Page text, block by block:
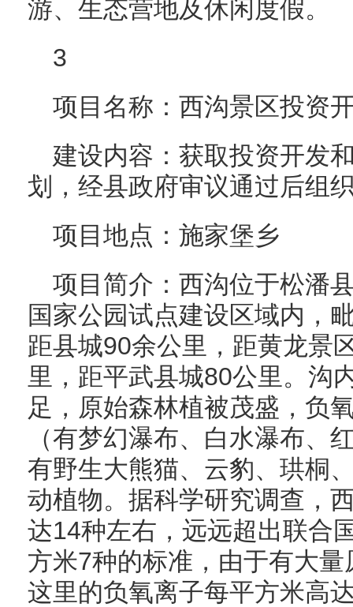
游、生态营地及休闲度假。
3
项目名称：西沟景区投资
建设内容：获取投资开发
划，经县政府审议通过后组
项目地点：施家堡乡
项目简介：西沟位于松潘
国家公园试点建设区域内，
距县城90余公里，距黄龙景
里，距平武县城80公里。沟
足，原始森林植被茂盛，负
（有梦幻瀑布、白水瀑布、
有野生大熊猫、云豹、珙桐
动植物。据科学研究调查，
达14种左右，远远超出联合
方米7种的标准，由于有大
这里的负氧离子每平方米高